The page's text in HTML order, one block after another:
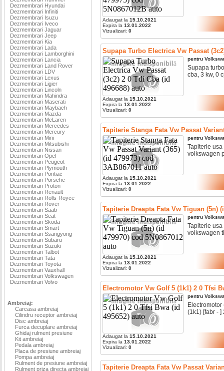
Dezmembrari Hyundai
Dezmembrari Infiniti
Dezmembrari Isuzu
Dezmembrari Iveco
Dezmembrari Jaguar
Dezmembrari Jeep
Dezmembrari Kia
Dezmembrari Lada
Dezmembrari Lamborghini
Dezmembrari Lancia
Dezmembrari Land Rover
Dezmembrari LDV
Dezmembrari Lexus
Dezmembrari Ligier
Dezmembrari Lincoln
Dezmembrari Mahindra
Dezmembrari Maserati
Dezmembrari Maybach
Dezmembrari Mazda
Dezmembrari McLaren
Dezmembrari Mercedes
Dezmembrari Mercury
Dezmembrari Mini
Dezmembrari Mitsubishi
Dezmembrari Nissan
Dezmembrari Opel
Dezmembrari Peugeot
Dezmembrari Plymouth
Dezmembrari Pontiac
Dezmembrari Porsche
Dezmembrari Proton
Dezmembrari Renault
Dezmembrari Rolls-Royce
Dezmembrari Rover
Dezmembrari Saab
Dezmembrari Seat
Dezmembrari Skoda
Dezmembrari Smart
Dezmembrari Ssangyong
Dezmembrari Subaru
Dezmembrari Suzuki
Dezmembrari Talbot
Dezmembrari Tata
Dezmembrari Toyota
Dezmembrari Vauxhall
Dezmembrari Volkswagen
Dezmembrari Volvo
Ambreiaj:
Carcasa ambreiaj
Cilindru receptor ambreiaj
Disc ambreiaj
Furca decuplare ambreiaj
Ghidaj rulment presiune
Kit ambreiaj
Pedala ambreiaj
Placa de presiune ambreiaj
Pompa ambreiaj
Rulment de presiune ambreiaj
Rulment priza directa ambreiaj
Adaugat la 15.10.2021
Expira la 13.01.2022
Vizualizari: 0
Supapa Turbo Electrica Vw Passat
Adaugat la 15.10.2021
Expira la 13.01.2022
Vizualizari: 0
pentru
Supapa
cba, 3 kw, 0
Tapiterie Stanga Fata Vw Passat
Adaugat la 15.10.2021
Expira la 13.01.2022
Vizualizari: 0
pentru
Tapiterie
volkswagen
Tapiterie Dreapta Fata Vw Tiguan (5n)
Adaugat la 15.10.2021
Expira la 13.01.2022
Vizualizari: 0
pentru
Tapiterie
volkswagen
Electromotor Vw Golf 5 (1k1) 2 0 Tfsi
Adaugat la 15.10.2021
Expira la 13.01.2022
Vizualizari: 0
pentru
(1k1) [fabr - ]
Tapiterie Dreapta Fata Vw Passat